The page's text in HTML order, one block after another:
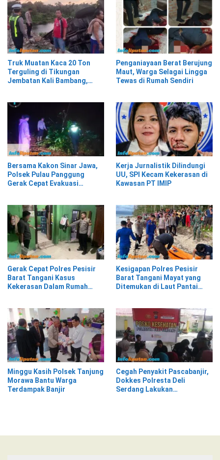
Truk Muatan Kaca 20 Ton
Terguling di Tikungan
Jembatan Kali Bambang,
Penganiayaan Berat Berujung
Maut, Warga Selagai Lingga
Tewas di Rumah Sendiri
Bersama Kakon Sinar Jawa,
Polsek Pulau Panggung
Gerak Cepat Evakuasi
Kerja Jurnalistik Dilindungi
UU, SPI Kecam Kekerasan di
Kawasan PT IMIP
Gerak Cepat Polres Pesisir
Barat Tangani Kasus
Kekerasan Dalam Rumah
Kesigapan Polres Pesisir
Barat Tangani Mayat yang
Ditemukan di Laut Pantai
Minggu Kasih Polsek Tanjung
Morawa Bantu Warga
Terdampak Banjir
Cegah Penyakit Pascabanjir,
Dokkes Polresta Deli
Serdang Lakukan